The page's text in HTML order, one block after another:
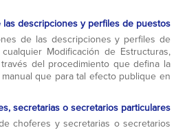
las descripciones y perfiles de puestos
de las descripciones y perfiles de
Modificación de Estructuras,
del procedimiento que defina la
que para tal efecto publique en
secretarias o secretarios particulares
choferes y secretarias o secretarios